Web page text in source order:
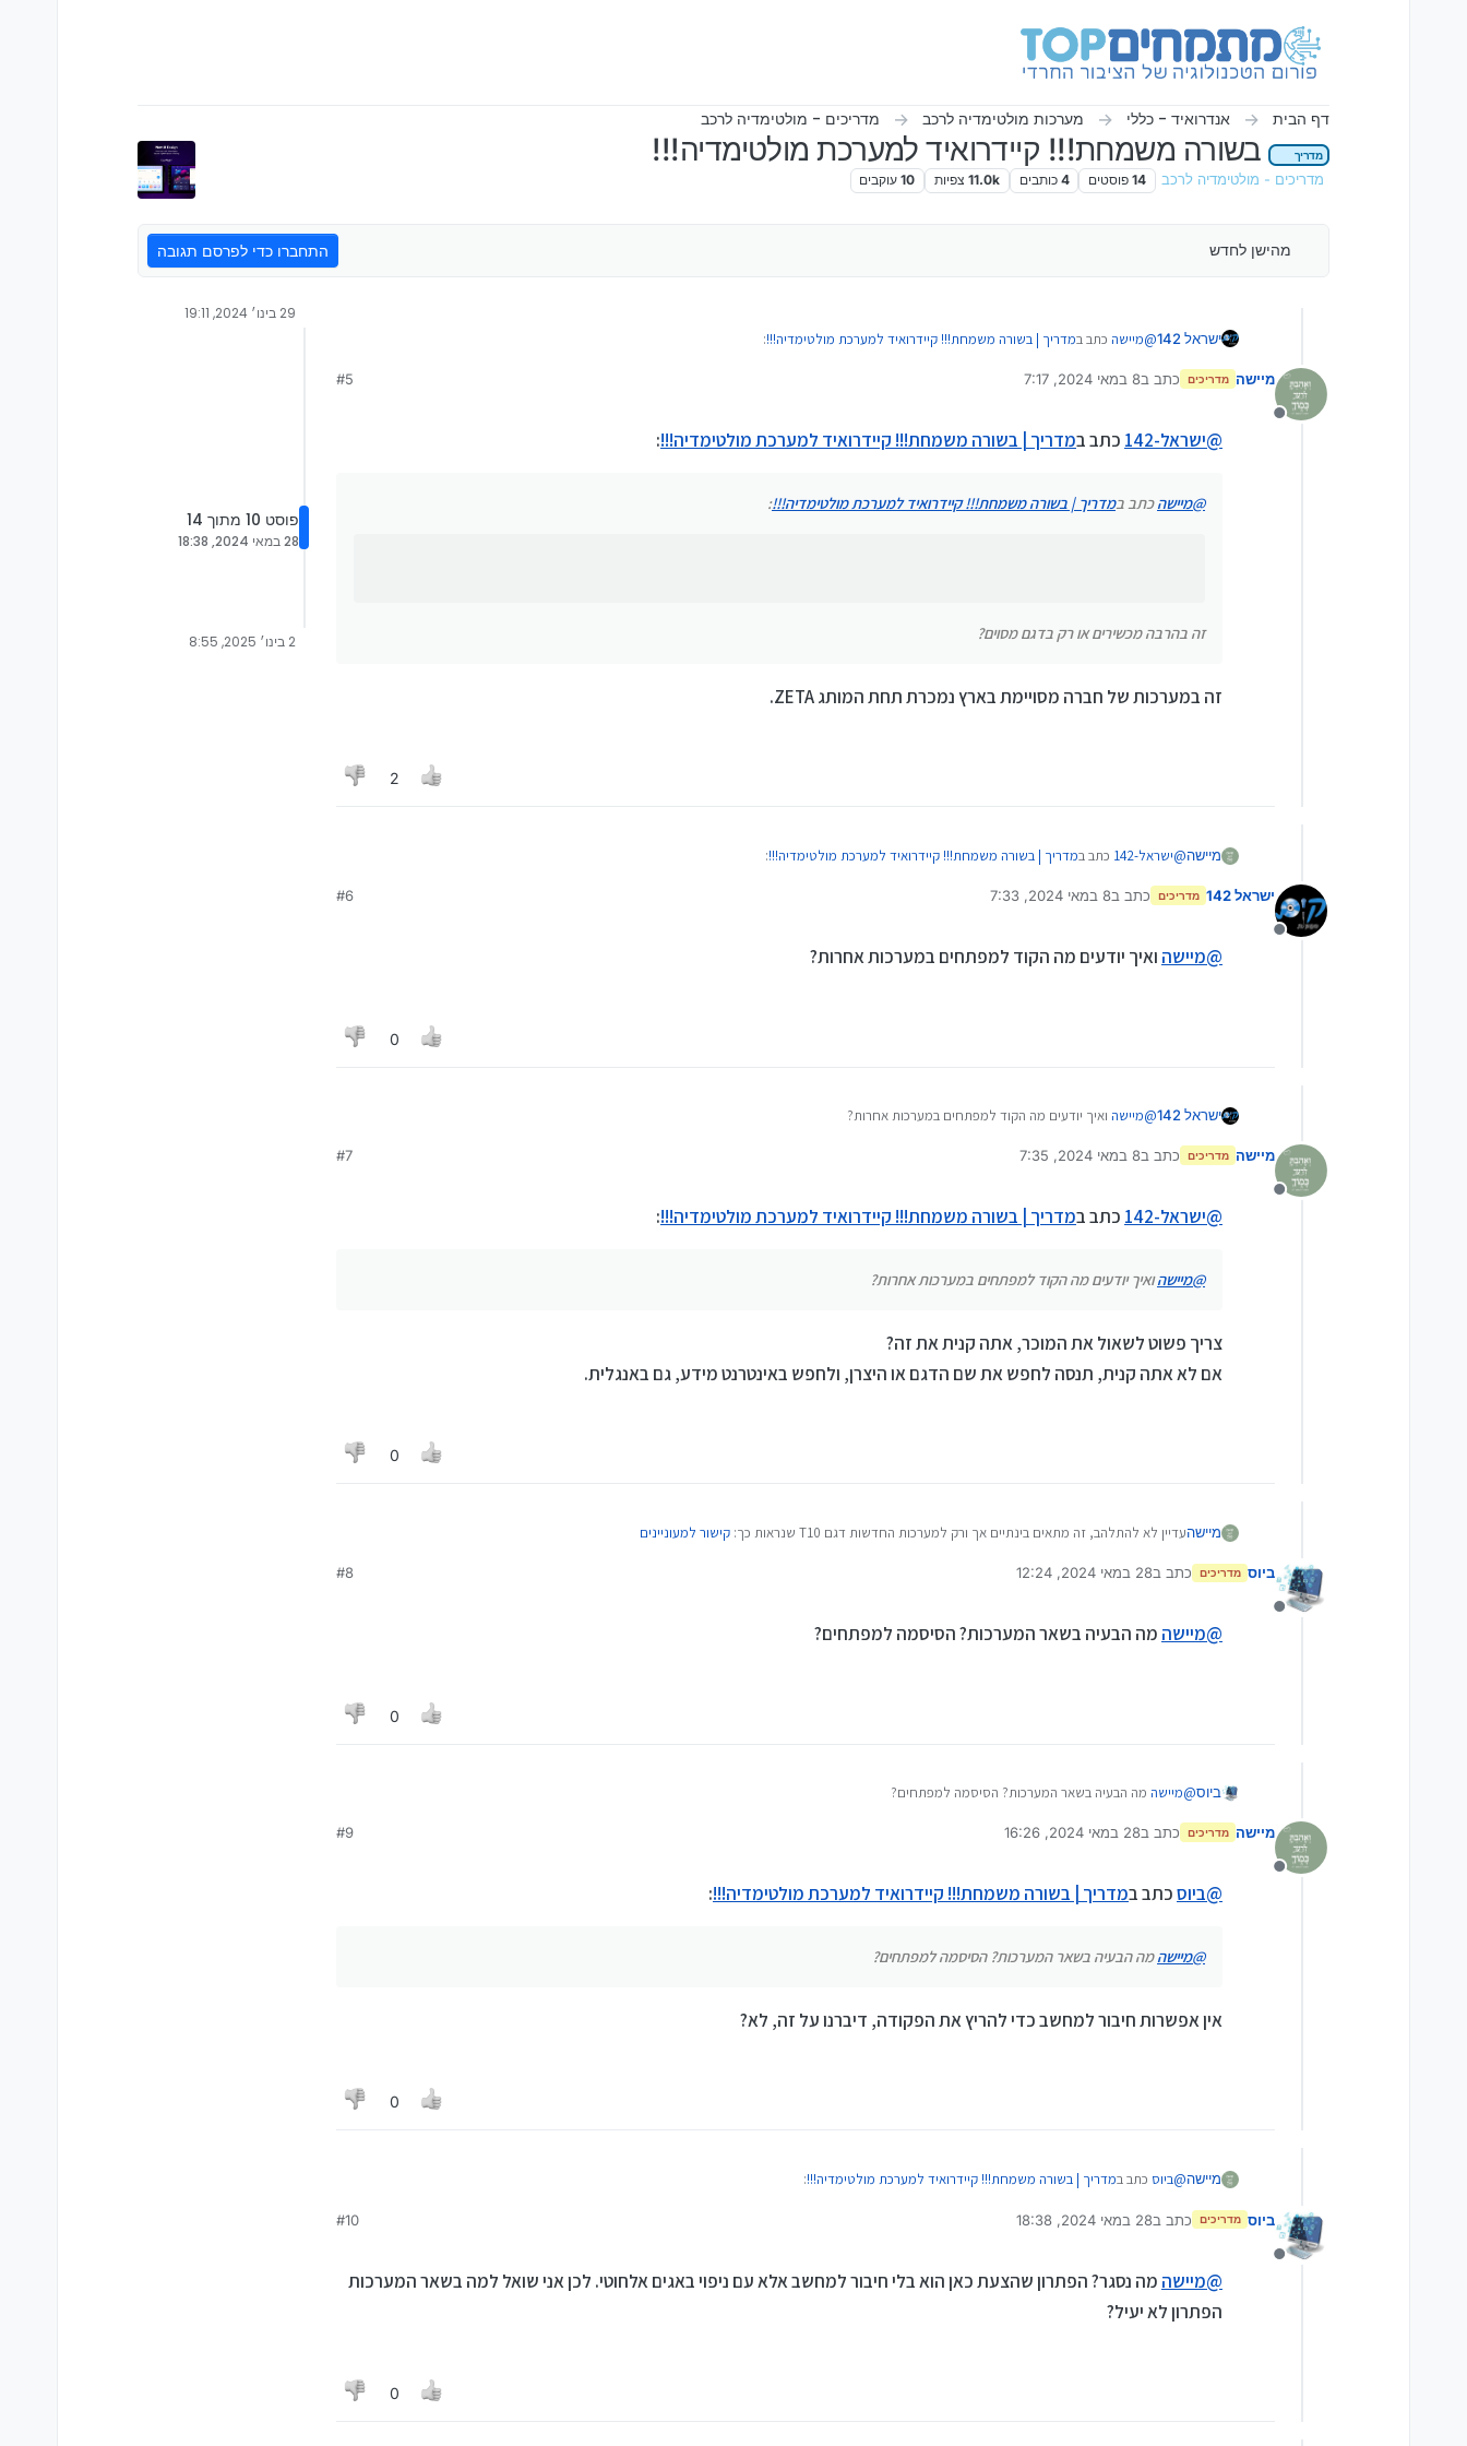
דף הבית אנדרואיד - כללי מערכות מולטימדיה לרכב מדריכים - מולטימדיה לרכב
מדריך בשורה משמחת!!! קיידרואיד למערכת מולטימדיה!!!
מדריכים - מולטימדיה לרכב 14 פוסטים 4 כותבים 11.0k צפיות 10 עוקבים
מהישן לחדש התחברו כדי לפרסם תגובה
ישראל 142 @מיישה כתב במדריך | בשורה משמחת!!! קיידרואיד למערכת מולטימדיה!!!:
זה בהרבה מכשירים או רק בדגם מסוים?
מנותק
מיישה מדריכים כתב ב8 במאי 2024, 7:17
נערך לאחרונה על ידי
#5
@ישראל-142 כתב במדריך | בשורה משמחת!!! קיידרואיד למערכת מולטימדיה!!!:
@מיישהכתב במדריך | בשורה משמחת!!! קיידרואיד למערכת מולטימדיה!!!:
זה בהרבה מכשירים או רק בדגם מסוים?
זה במערכות של חברה מסויימת בארץ נמכרת תחת המותג ZETA.
2
מיישה@ישראל-142 כתב במדריך | בשורה משמחת!!! קיידרואיד למערכת מולטימדיה!!!:
הגדרות מפתח שם הקוד הוא 7890+שעה
זה במערכות של חברה מסויימת בארץ נמכרת תחת המותג ZETA.
מנותק
ישראל 142 מדריכים כתב ב8 במאי 2024, 7:33
נערך לאחרונה על ידי
#6
@מיישה ואיך יודעים מה הקוד למפתחים במערכות אחרות?
0
ישראל 142 @מיישה ואיך יודעים מה הקוד למפתחים במערכות אחרות?
מנותק
מיישה מדריכים כתב ב8 במאי 2024, 7:35
נערך לאחרונה על ידי
#7
@ישראל-142 כתב במדריך | בשורה משמחת!!! קיידרואיד למערכת מולטימדיה!!!:
@מיישהואיך יודעים מה הקוד למפתחים במערכות אחרות?
צריך פשוט לשאול את המוכר, אתה קנית את זה?
אם לא אתה קנית, תנסה לחפש את שם הדגם או היצרן, ולחפש באינטרנט מידע, גם באנגלית.
0
מיישהעדיין לא להתלהב, זה מתאים בינתיים אך ורק למערכות החדשות דגם T10 שנראות כך: קישור למעוניינים
חשוב מאד!!צריך לשים את קיידרואיד במסך הפנימי שבמסך הבית כדי שקיידרואיד ייפעל כל הזמן ברקע, ולא ייפול, כי אם הוא נופל גם הוויז לא יעבוד.
https://drive.google.com/drive/u/1/folders/********1YVIik8xEZrLD6_5Y7Q22IO8UYb_CWh9F
מנותק
ביוס מדריכים כתב ב28 במאי 2024, 12:24
נערך לאחרונה על ידי
#8
@מיישה מה הבעיה בשאר המערכות? הסיסמה למפתחים?
0
ביוס@מיישה מה הבעיה בשאר המערכות? הסיסמה למפתחים?
מנותק
מיישה מדריכים כתב ב28 במאי 2024, 16:26
נערך לאחרונה על ידי
#9
@ביוסכתב במדריך | בשורה משמחת!!! קיידרואיד למערכת מולטימדיה!!!:
@מיישהמה הבעיה בשאר המערכות? הסיסמה למפתחים?
אין אפשרות חיבור למחשב כדי להריץ את הפקודה, דיברנו על זה, לא?
0
מיישה@ביוס כתב במדריך | בשורה משמחת!!! קיידרואיד למערכת מולטימדיה!!!:
אין אפשרות חיבור למחשב כדי להריץ את הפקודה, דיברנו על זה, לא?
מנותק
ביוס מדריכים כתב ב28 במאי 2024, 18:38
נערך לאחרונה על ידי
#10
@מיישה מה נסגר? הפתרון שהצעת כאן הוא בלי חיבור למחשב אלא עם ניפוי באגים אלחוטי. לכן אני שואל למה בשאר המערכות
הפתרון לא יעיל?
0
29 בינו׳ 2024, 19:11
פוסט 10 מתוך 14
28 במאי 2024, 18:38
2 בינו׳ 2025, 8:55